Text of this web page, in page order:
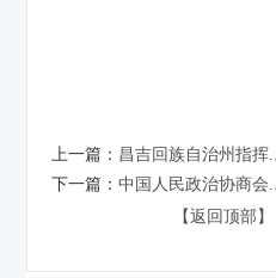
上一篇： 昌吉回族自治州指挥...
下一篇：中国人民政治协商会...
【返回顶部】